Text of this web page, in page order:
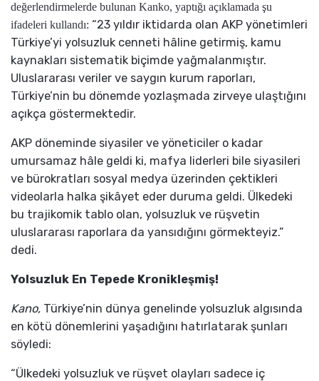
değerlendirmelerde bulunan Kanko, yaptığı açıklamada şu
ifadeleri kullandı: “23 yıldır iktidarda olan AKP yönetimleri
Türkiye’yi yolsuzluk cenneti hâline getirmiş, kamu
kaynakları sistematik biçimde yağmalanmıştır.
Uluslararası veriler ve saygın kurum raporları,
Türkiye’nin bu dönemde yozlaşmada zirveye ulaştığını
açıkça göstermektedir.
AKP döneminde siyasiler ve yöneticiler o kadar
umursamaz hâle geldi ki, mafya liderleri bile siyasileri
ve bürokratları sosyal medya üzerinden çektikleri
videolarla halka şikâyet eder duruma geldi. Ülkedeki
bu trajikomik tablo olan, yolsuzluk ve rüşvetin
uluslararası raporlara da yansıdığını görmekteyiz.”
dedi.
Yolsuzluk En Tepede Kronikleşmiş!
Kano, Türkiye’nin dünya genelinde yolsuzluk algısında
en kötü dönemlerini yaşadığını hatırlatarak şunları
söyledi:
“Ülkedeki yolsuzluk ve rüşvet olayları sadece iç